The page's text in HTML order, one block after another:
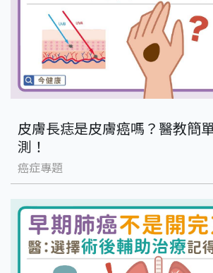
皮膚長痣是皮膚癌嗎？醫教簡
測！
癌症專題